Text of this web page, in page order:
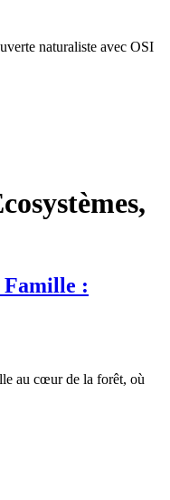
naturaliste avec OSI
Famille :
au cœur de la forêt, où